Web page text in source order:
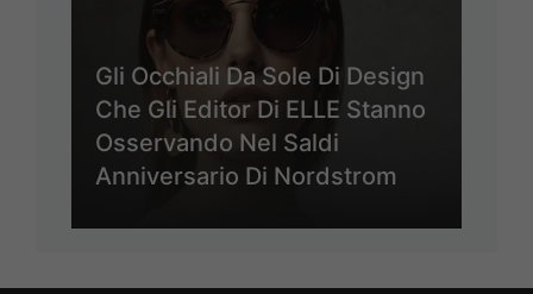
Gli Occhiali Da Sole Di Design
Che Gli Editor Di ELLE Stanno
Osservando Nel Saldi
Anniversario Di Nordstrom